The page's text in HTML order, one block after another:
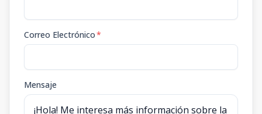
Correo Electrónico*
Mensaje